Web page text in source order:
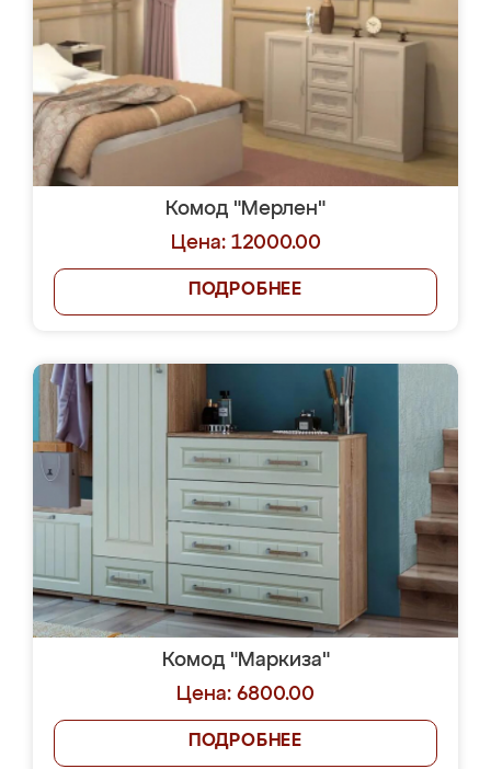
Комод "Мерлен"
Цена: 12000.00
ПОДРОБНЕЕ
Комод "Маркиза"
Цена: 6800.00
ПОДРОБНЕЕ